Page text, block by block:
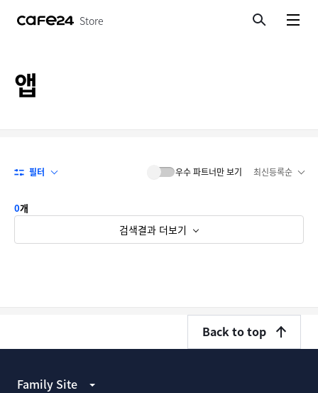
Store
앱
필터
0개
우수 파트너만 보기 최신등록순
검색결과 더보기
Family Site
Back to top